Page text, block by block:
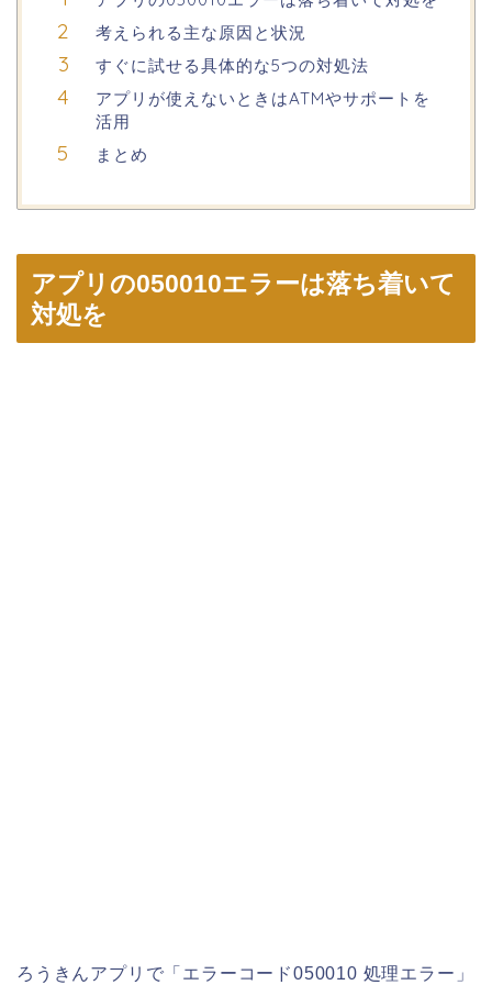
考えられる主な原因と状況
すぐに試せる具体的な5つの対処法
アプリが使えないときはATMやサポートを
活用
まとめ
アプリの050010エラーは落ち着いて
対処を
ろうきんアプリで「エラーコード050010 処理エラー」